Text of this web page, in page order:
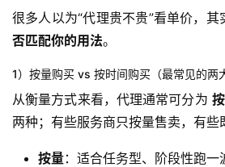
很多人以为“代理贵不贵”看单价，其
否匹配你的用法。
1）按量购买 vs 按时间购买（最常见的两
从衡量方式来看，代理通常可分为
两种；有些服务商只按量售卖，有些
按量：适合任务型、阶段性跑一